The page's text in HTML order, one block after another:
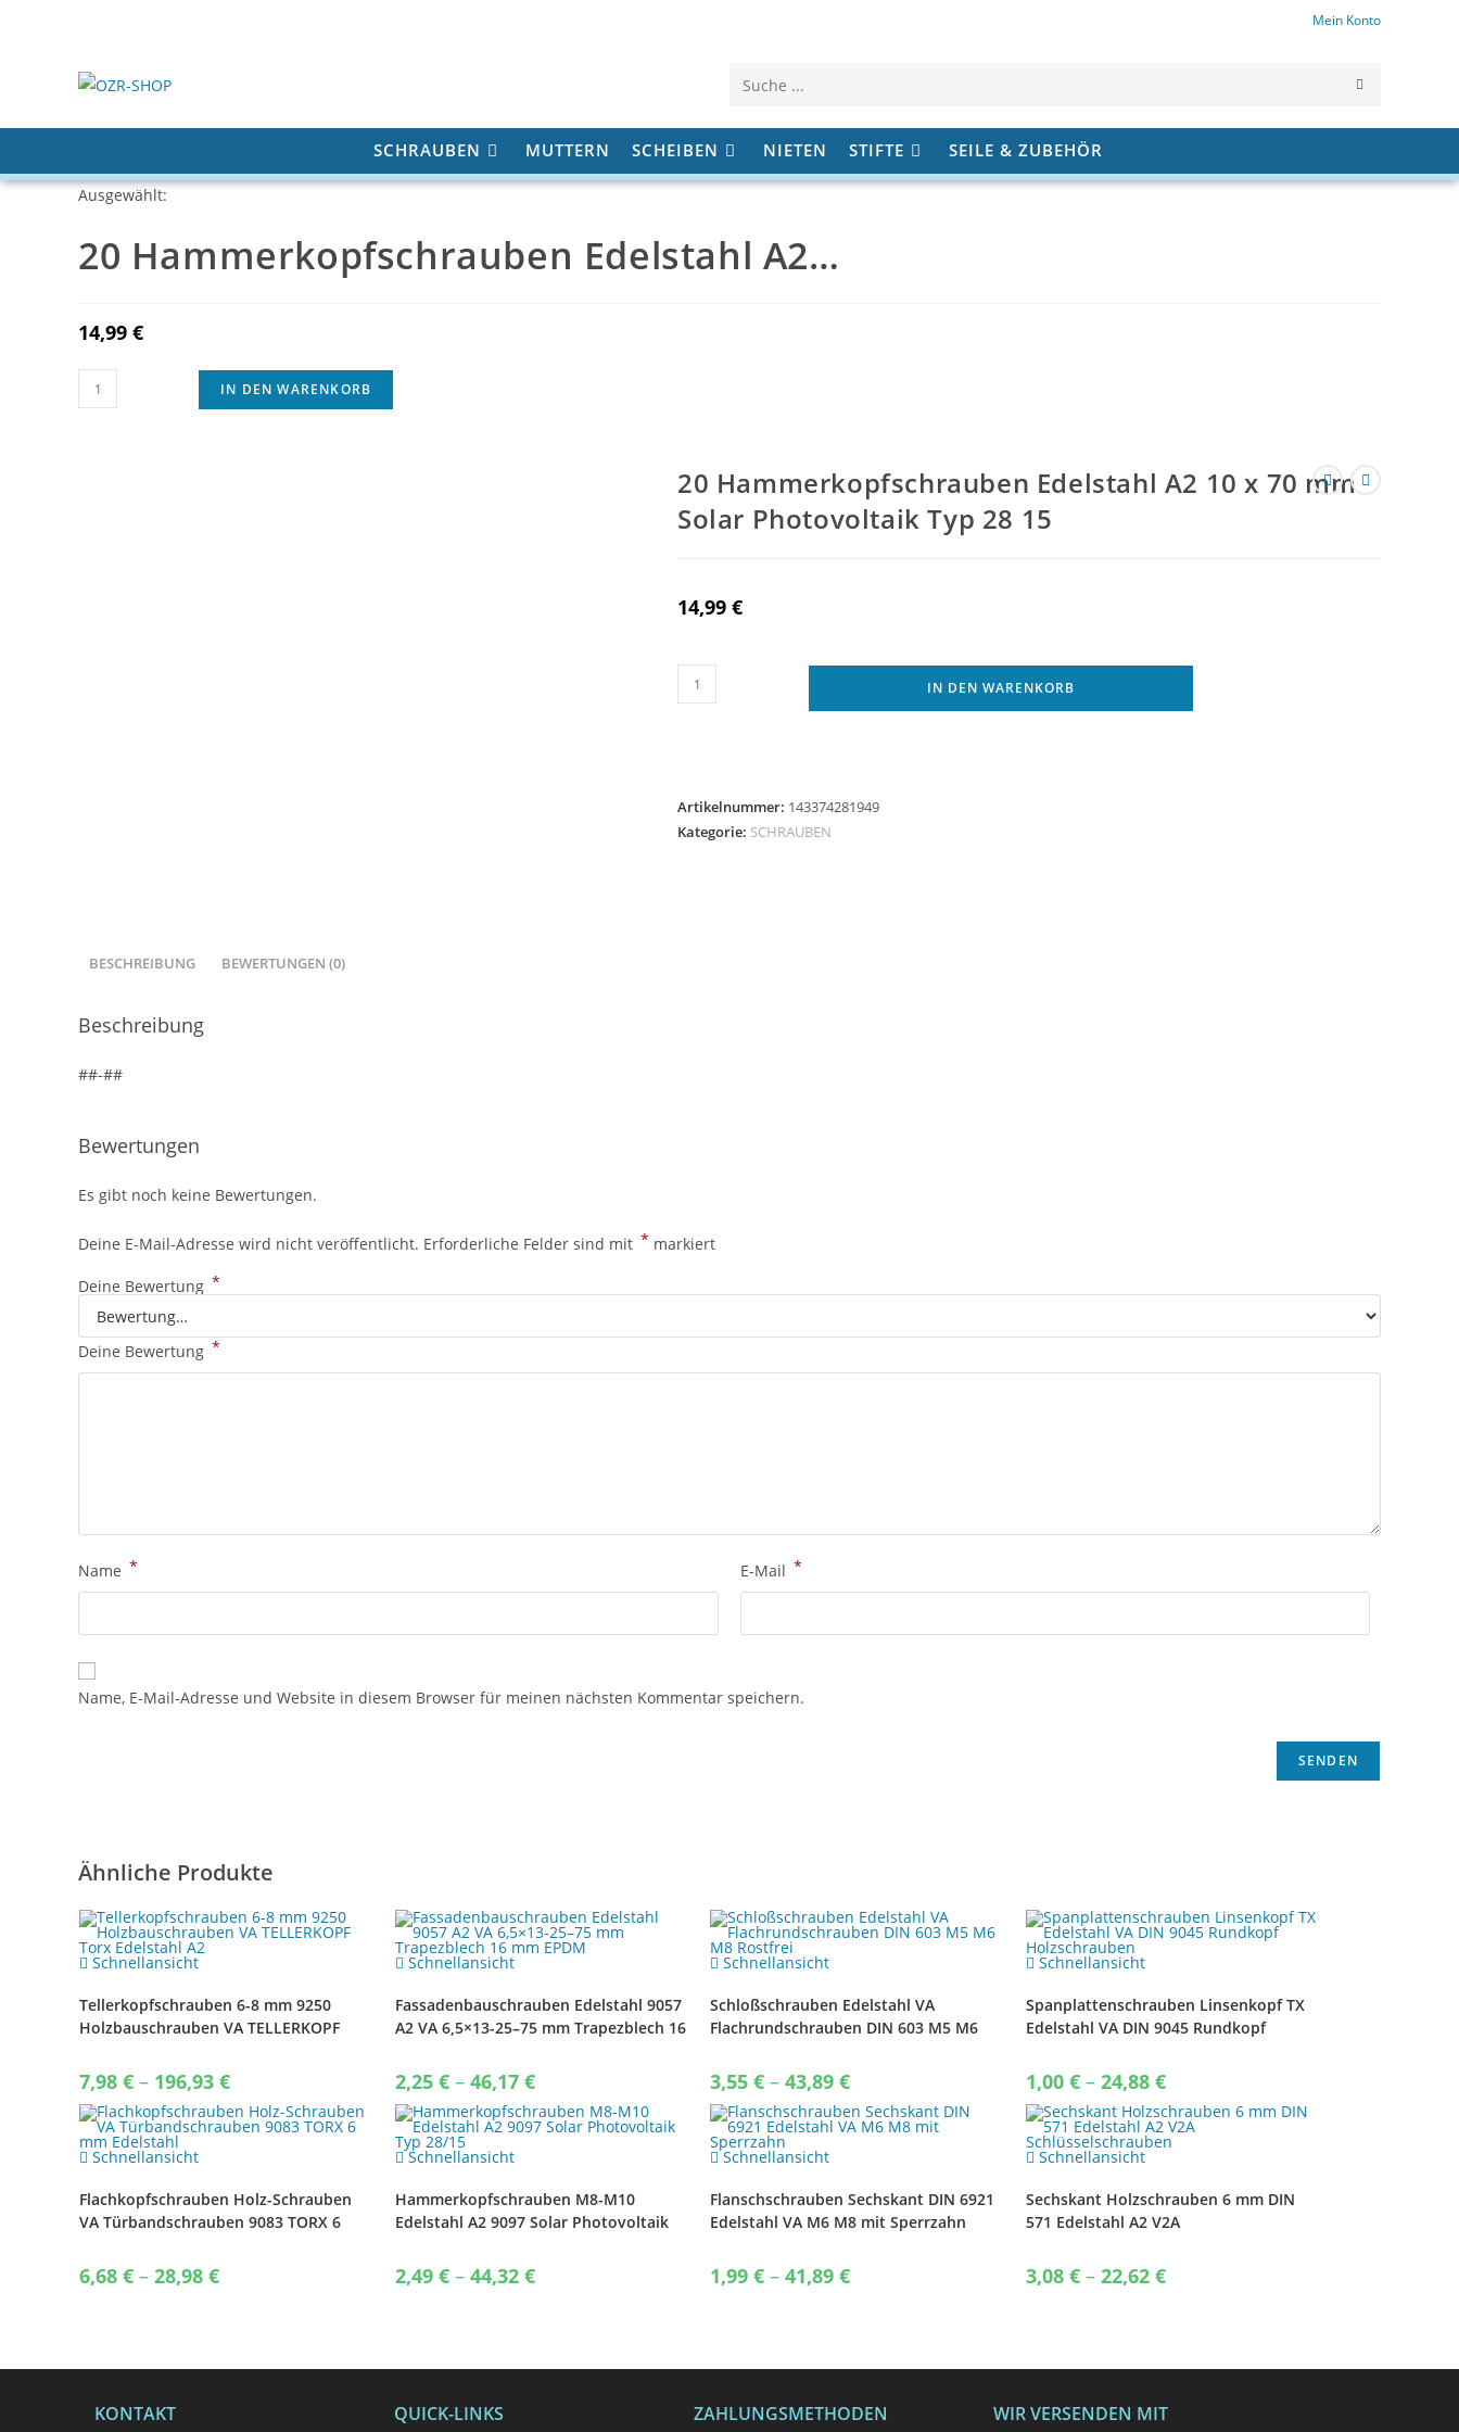
Mein Konto
Diese
Website
durchsuchen
SCHRAUBEN MUTTERN SCHEIBEN NIETEN STIFTE SEILE & ZUBEHÖR
Ausgewählt:
20 Hammerkopfschrauben Edelstahl A2…
14,99 €
Hammerkopfschrauben
IN DEN WARENKORB
20 Hammerkopfschrauben Edelstahl A2 10 x 70 mm
Solar Photovoltaik Typ 28 15
14,99 €
Hammerkopfschrauben
x
70
IN DEN WARENKORB
Artikelnummer: 143374281949
Kategorie: SCHRAUBEN
BESCHREIBUNG BEWERTUNGEN (0)
Beschreibung
##-##
Bewertungen
Es gibt noch keine Bewertungen.
Deine E-Mail-Adresse wird nicht veröffentlicht. Erforderliche Felder sind mit * markiert
Deine Bewertung *
Deine Bewertung *
Name * E-Mail *
Name, E-Mail-Adresse und Website in diesem Browser für meinen nächsten Kommentar speichern.
Ähnliche Produkte
Schnellansicht
Tellerkopfschrauben 6-8 mm 9250
Holzbauschrauben VA TELLERKOPF
7,98€ – 196,93€Price
range:
7,98 €
through
196,93 €
Schnellansicht
Fassadenbauschrauben Edelstahl 9057
A2 VA 6,5×13-25–75 mm Trapezblech 16
2,25 € – 46,17 €Price
range:
2,25 €
through
46,17 €
Schnellansicht
Schloßschrauben Edelstahl VA
Flachrundschrauben DIN 603 M5 M6
3,55€ – 43,89€Price
range:
3,55 €
through
43,89 €
Schnellansicht
Spanplattenschrauben Linsenkopf TX
Edelstahl VA DIN 9045 Rundkopf
1,00€ – 24,88€Price
range:
1,00 €
through
24,88 €
Schnellansicht
Flachkopfschrauben Holz-Schrauben
VA Türbandschrauben 9083 TORX 6
6,68€ – 28,98€Price
range:
Schnellansicht
Hammerkopfschrauben M8-M10
Edelstahl A2 9097 Solar Photovoltaik
2,49 € – 44,32 €Price
range:
Schnellansicht
Flanschschrauben Sechskant DIN 6921
Edelstahl VA M6 M8 mit Sperrzahn
1,99€ – 41,89€Price
range:
Schnellansicht
Sechskant Holzschrauben 6 mm DIN
571 Edelstahl A2 V2A
3,08€ – 22,62€Price
range:
KONTAKT QUICK-LINKS ZAHLUNGSMETHODEN WIR VERSENDEN MIT